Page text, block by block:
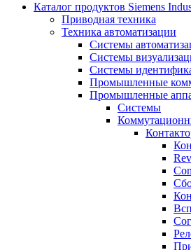
Каталог продуктов Siemens
Приводная техника
Техника автоматизации
Системы
Системы
Системы
Промышленные
Промышленные
Системы